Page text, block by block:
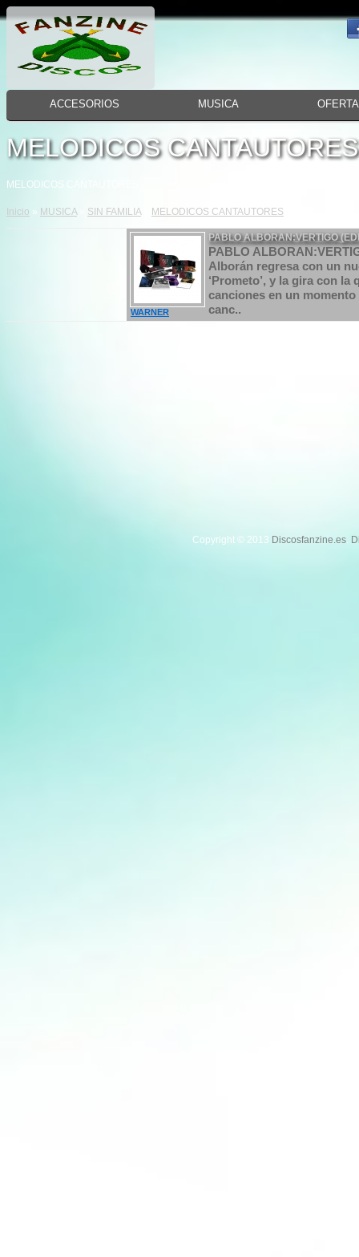
ACCESORIOS MUSICA
MELODICOS CANTAUTORES
MELODICOS CANTAUTORES
Inicio » MUSICA» SIN FAMILIA» MELODICOS CANTAUTORES
PABLO ALBORAN:VERTIGO
PABLO
Alborán regresa con un
‘Prometo’, y la gira con
canciones en un momento
canc..
WARNER
Copyright © 2013 Discosfanzine.es.